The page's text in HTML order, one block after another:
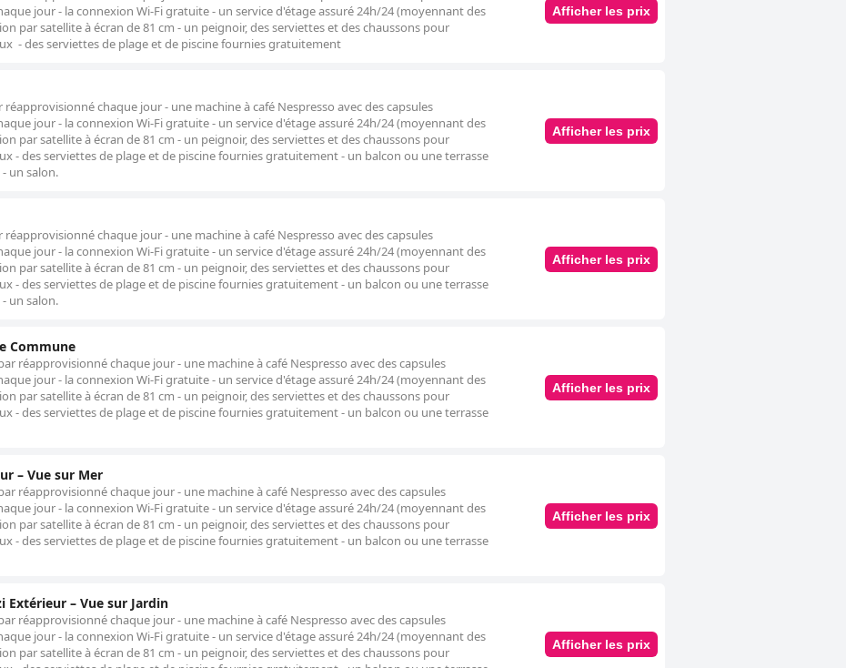
jour - la connexion Wi-Fi gratuite - un service d'étage assuré 24h/24 (moyennant des
par satellite à écran de 81 cm - un peignoir, des serviettes et des chaussons pour
- des serviettes de plage et de piscine fournies gratuitement
Afficher les prix
chaque jour - une machine à café Nespresso avec des capsules
jour - la connexion Wi-Fi gratuite - un service d'étage assuré 24h/24 (moyennant des
par satellite à écran de 81 cm - un peignoir, des serviettes et des chaussons pour
- des serviettes de plage et de piscine fournies gratuitement - un balcon ou une terrasse
un salon.
Afficher les prix
chaque jour - une machine à café Nespresso avec des capsules
jour - la connexion Wi-Fi gratuite - un service d'étage assuré 24h/24 (moyennant des
par satellite à écran de 81 cm - un peignoir, des serviettes et des chaussons pour
- des serviettes de plage et de piscine fournies gratuitement - un balcon ou une terrasse
un salon.
Afficher les prix
Commune
réapprovisionné chaque jour - une machine à café Nespresso avec des capsules
jour - la connexion Wi-Fi gratuite - un service d'étage assuré 24h/24 (moyennant des
par satellite à écran de 81 cm - un peignoir, des serviettes et des chaussons pour
- des serviettes de plage et de piscine fournies gratuitement - un balcon ou une terrasse
Afficher les prix
– Vue sur Mer
réapprovisionné chaque jour - une machine à café Nespresso avec des capsules
jour - la connexion Wi-Fi gratuite - un service d'étage assuré 24h/24 (moyennant des
par satellite à écran de 81 cm - un peignoir, des serviettes et des chaussons pour
- des serviettes de plage et de piscine fournies gratuitement - un balcon ou une terrasse
Afficher les prix
Extérieur – Vue sur Jardin
réapprovisionné chaque jour - une machine à café Nespresso avec des capsules
jour - la connexion Wi-Fi gratuite - un service d'étage assuré 24h/24 (moyennant des
par satellite à écran de 81 cm - un peignoir, des serviettes et des chaussons pour
Afficher les prix